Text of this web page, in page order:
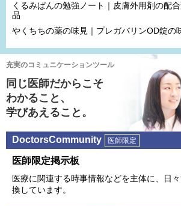
くるみぱんの勉強ノート｜皮膚外用剤の配
品
やくちちの薬の味見｜プレガバリンOD錠の
充実のコミュニケーションツール
同じ医師だからこそ
わかること、
学びあえること。
DoctorsCommunity 医師限定
医師限定掲⽰板
医療に関連する時事情報などを主体に、⽇
換しています。